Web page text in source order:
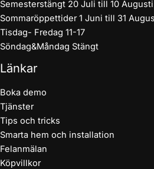
Semesterstängt 20 Juli till 10
Sommaröppettider 1 Juni till 31
Tisdag- Fredag 11-17
Söndag&Måndag Stängt
Länkar
Boka demo
Tjänster
Tips och tricks
Smarta hem och installation
Felanmälan
Köpvillkor